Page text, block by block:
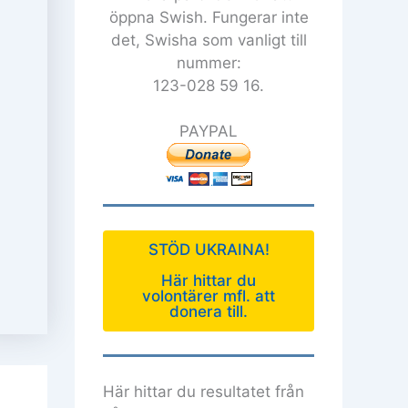
öppna Swish. Fungerar inte
det, Swisha som vanligt till
nummer:
123-028 59 16.
PAYPAL
STÖD UKRAINA!
Här hittar du
volontärer mfl. att
donera till.
Här hittar du resultatet från